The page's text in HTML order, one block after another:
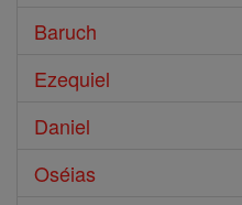
Baruch
Ezequiel
Daniel
Oséias